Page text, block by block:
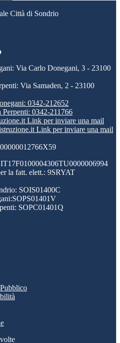
Città di Sondrio
Via Carlo Donegani, 3 - 23100
Via Samaden, 2 - 23100
0342-212652
0342-211766
Link per inviare una mail
Link per inviare una mail
la fatt. elett.: 9SRYAT
SOIS01400C
SOPC01401Q
volte